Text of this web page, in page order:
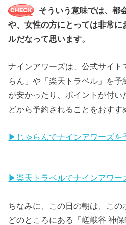
そういう意味では、都
や、女性の方にとっては非常
ルだなって思います。
ナインアワーズは、公式サイト
らん」や「楽天トラベル」を
が安かったり、ポイントが付い
どから予約されることをおすす
▶じゃらんでナインアワーズを
▶楽天トラベルでナインアワー
ちなみに、この日の朝は、この
どのところにある「嵯峨谷 神